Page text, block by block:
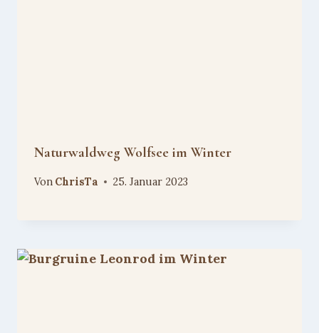
Naturwaldweg Wolfsee im Winter
Von ChrisTa 25. Januar 2023